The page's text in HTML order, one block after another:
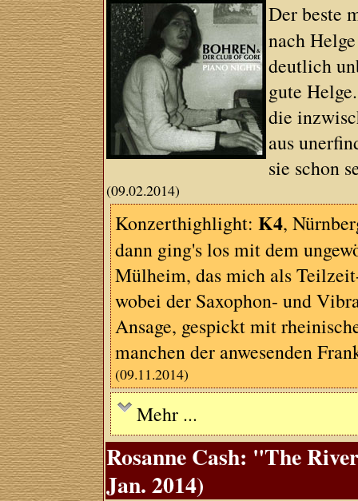
Der beste
nach
deutlich
gute
die
aus
sie schon
(09.02.2014)
Konzerthighlight:K4,
dann ging's los mit dem
Mülheim, das mich als
wobei der Saxophon- und
Ansage, gespickt mit
manchen der anwesenden
(09.11.2014)
Mehr ...
Rosanne Cash: "The
Jan. 2014)